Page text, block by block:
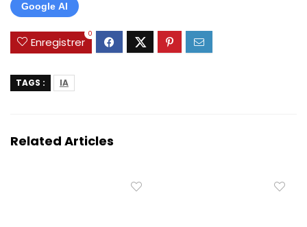
Google AI
Enregistrer
0
TAGS : IA
Related Articles